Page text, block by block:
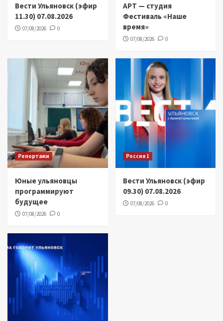
Вести Ульяновск (эфир
11.30) 07.08.2026
07/08/2026 0
АРТ — студия
Фестиваль «Наше
время»
07/08/2026 0
Репортажи
Юные ульяновцы
программируют
будущее
07/08/2026 0
Россия 1
Вести Ульяновск (эфир
09.30) 07.08.2026
07/08/2026 0